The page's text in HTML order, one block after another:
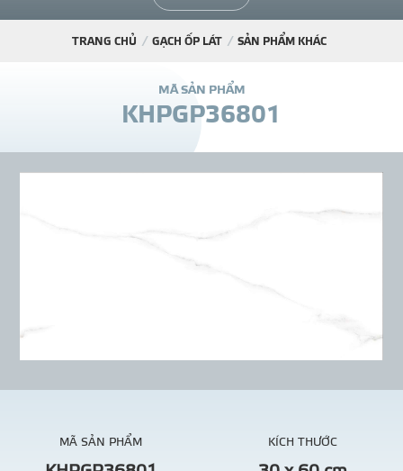
KÊNH PHÂN
THƯ
TRANG CHỦ GẠCH ỐP LÁT SẢN PHẨM KHÁC
MÃ SẢN PHẨM
KHPGP36801
MÃ SẢN PHẨM KÍCH THƯỚC